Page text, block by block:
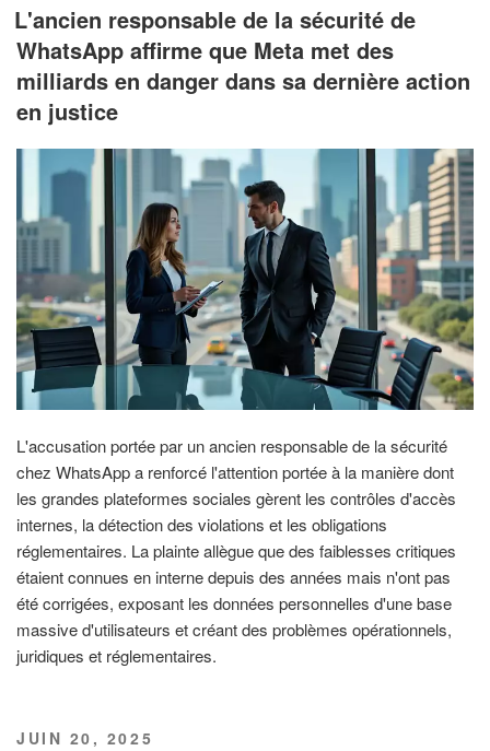
LE
L'ancien responsable de la sécurité de
WhatsApp affirme que Meta met des
milliards en danger dans sa dernière action
en justice
L'accusation portée par un ancien responsable de la sécurité
chez WhatsApp a renforcé l'attention portée à la manière dont
les grandes plateformes sociales gèrent les contrôles d'accès
internes, la détection des violations et les obligations
réglementaires. La plainte allègue que des faiblesses critiques
étaient connues en interne depuis des années mais n'ont pas
été corrigées, exposant les données personnelles d'une base
massive d'utilisateurs et créant des problèmes opérationnels,
juridiques et réglementaires.
PUBLIÉ
JUIN 20, 2025